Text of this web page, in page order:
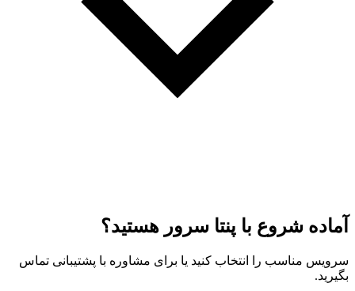
آماده شروع با پنتا سرور هستید؟
سرویس مناسب را انتخاب کنید یا برای مشاوره با پشتیبانی تماس
بگیرید.